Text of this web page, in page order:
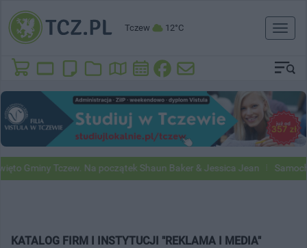
Tczew 12°C
Toggle
Gminy Tczew. Na początek Shaun Baker & Jessica Jean
KATALOG FIRM I INSTYTUCJI "REKLAMA I MEDIA"